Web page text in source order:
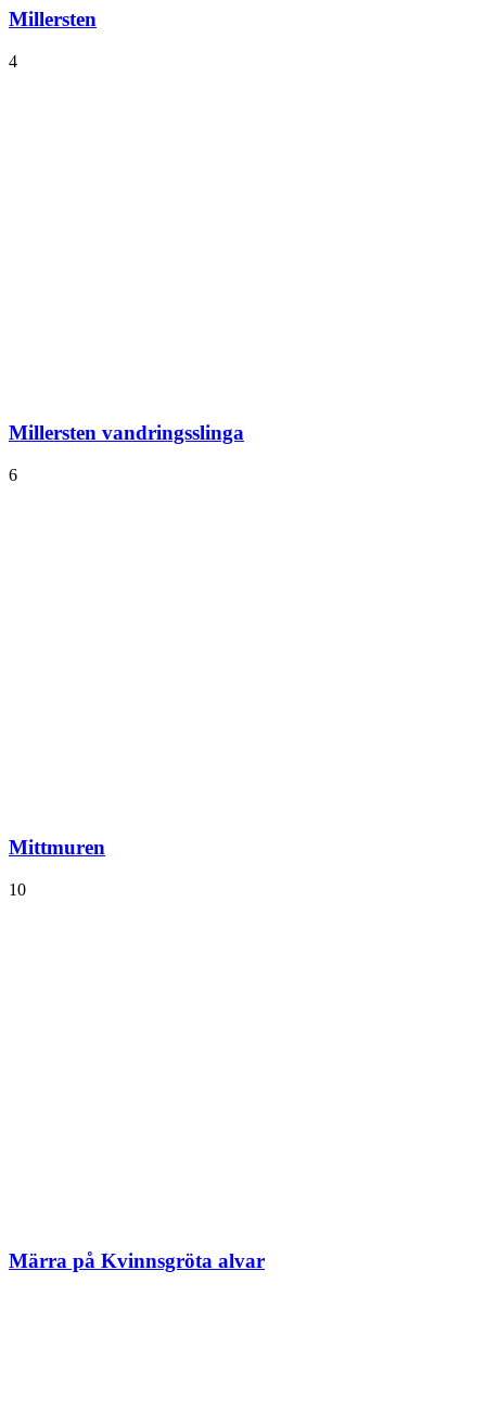
Millersten
4
Millersten vandringsslinga
6
Mittmuren
10
Märra på Kvinnsgröta alvar